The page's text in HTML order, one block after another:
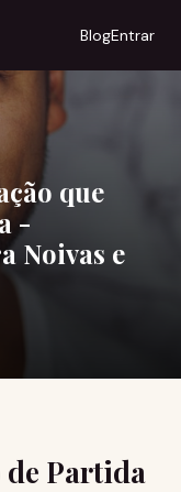
BlogEntrar
que
-
Noivas e
de Partida